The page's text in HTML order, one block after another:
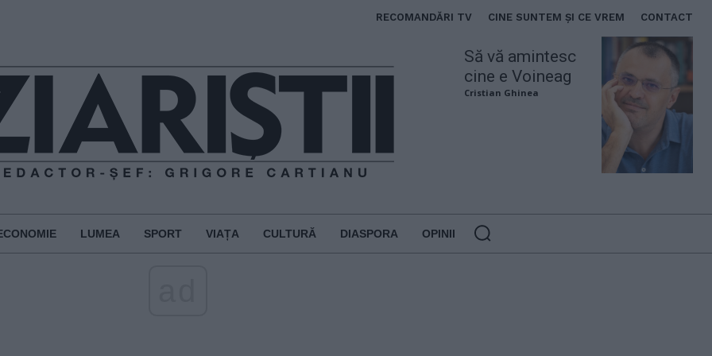
RECOMANDĂRI TV CINE SUNTEM ȘI CE VREM CONTACT
Să vă amintesc
cine e Voineag
Cristian Ghinea
LUMEA SPORT VIAȚA CULTURĂ DIASPORA OPINII